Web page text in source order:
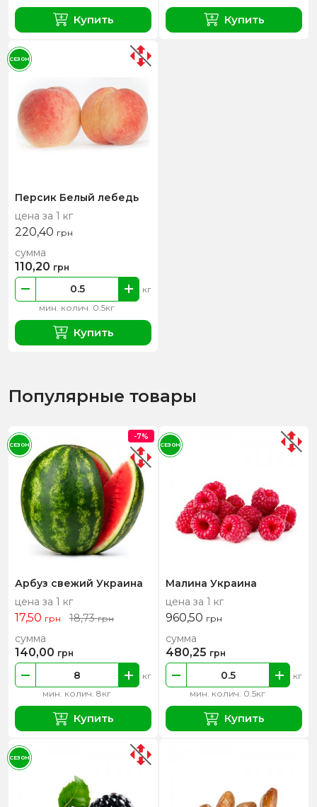
Купить Купить
Персик Белый лебедь
цена за 1 кг
220,40 грн
мин. колич. 0.5кг
кг
сумма
110,20 грн
Купить
СЕЗОН
Популярные товары
Арбуз свежий Украина
цена за 1 кг
17,50 грн 18,73грн
мин. колич. 8кг
кг
сумма
140,00 грн
Купить
-7%
СЕЗОН
Малина Украина
цена за 1 кг
960,50 грн
мин. колич. 0.5кг
кг
сумма
480,25 грн
Купить
СЕЗОН
СЕЗОН